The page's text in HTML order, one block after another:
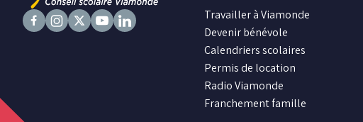
Travailler à Viamonde
Devenir bénévole
Calendriers scolaires
Permis de location
Radio Viamonde
Franchement famille